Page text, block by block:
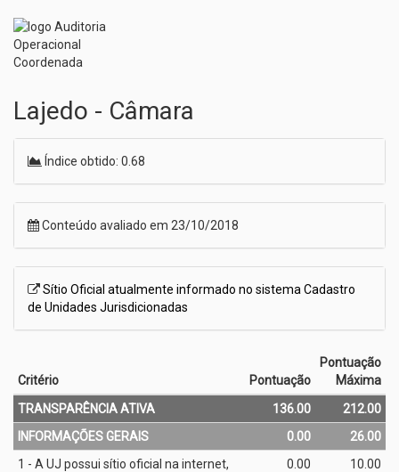
Lajedo - Câmara
Índice obtido: 0.68
Conteúdo avaliado em 23/10/2018
Sítio Oficial atualmente informado no sistema Cadastro
de Unidades Jurisdicionadas
Critério Pontuação
Pontuação
Máxima
TRANSPARÊNCIA ATIVA
136.00
212.00
INFORMAÇÕES GERAIS
0.00
26.00
1 - A UJ possui sítio oficial na internet,
0.00 10.00